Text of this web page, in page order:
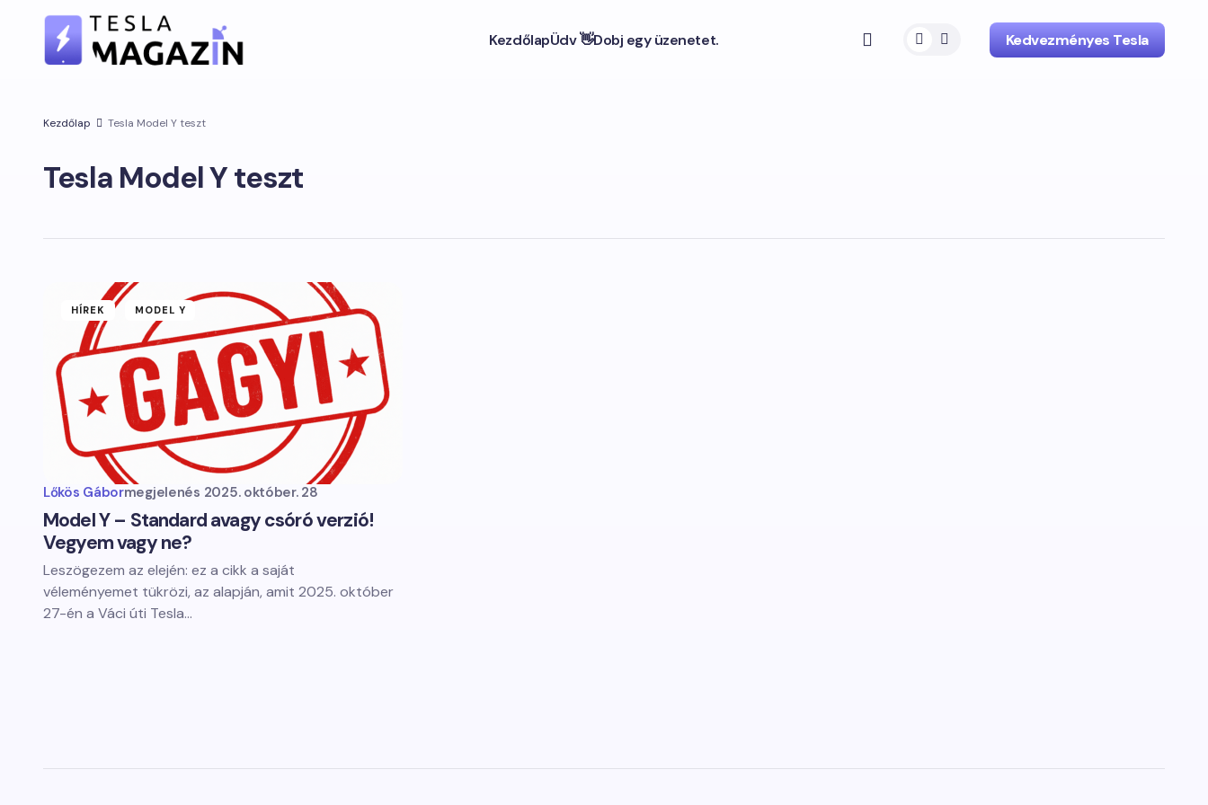
KezdőlapÜdv 👋Dobj egy üzenetet. Kedvezményes Tesla
Kezdőlap Tesla Model Y teszt
Tesla Model Y teszt
HÍREK MODEL Y
Lőkös Gábormegjelenés 2025. október. 28
Model Y – Standard avagy csóró verzió!
Vegyem vagy ne?
Leszögezem az elején: ez a cikk a saját
véleményemet tükrözi, az alapján, amit 2025. október
27-én a Váci úti Tesla…